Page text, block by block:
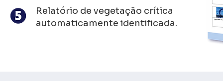
Relatório de vegetação crítica
automaticamente identificada.